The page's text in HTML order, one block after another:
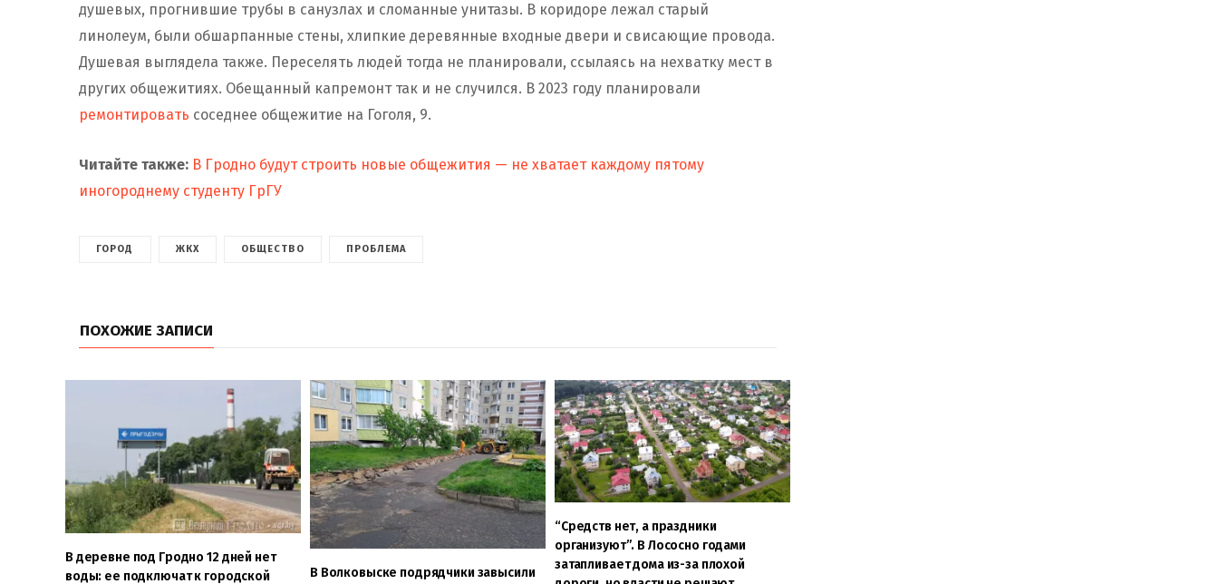
душевых, прогнившие трубы в санузлах и сломанные унитазы. В коридоре лежал старый
линолеум, были обшарпанные стены, хлипкие деревянные входные двери и свисающие провода.
Душевая выглядела также. Переселять людей тогда не планировали, ссылаясь на нехватку мест в
других общежитиях. Обещанный капремонт так и не случился. В 2023 году планировали
ремонтировать соседнее общежитие на Гоголя, 9.
Читайте также: В Гродно будут строить новые общежития — не хватает каждому пятому
иногороднему студенту ГрГУ
ГОРОД ЖКХ ОБЩЕСТВО ПРОБЛЕМА
ПОХОЖИЕ ЗАПИСИ
В деревне под Гродно 12 дней нет
воды: ее подключат к городской
В Волковыске подрядчики завысили
“Средств нет, а праздники
организуют”. В Лососно годами
затапливает дома из-за плохой